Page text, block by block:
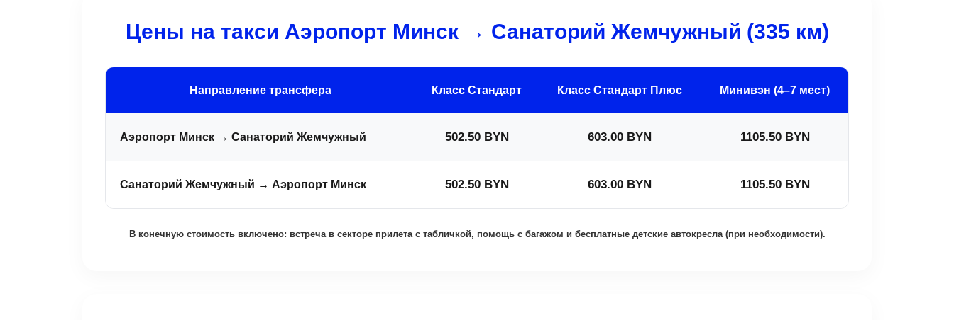
Цены на такси Аэропорт Минск → Санаторий Жемчужный (335 км)
Направление трансфера Класс Стандарт Класс Стандарт Плюс Минивэн (4–7 мест)
Аэропорт Минск → Санаторий Жемчужный 502.50 BYN 603.00 BYN 1105.50 BYN
Санаторий Жемчужный → Аэропорт Минск 502.50 BYN 603.00 BYN 1105.50 BYN
В конечную стоимость включено: встреча в секторе прилета с табличкой, помощь с багажом и бесплатные детские автокресла (при необходимости).